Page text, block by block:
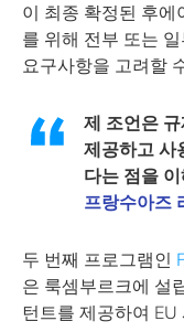
이 최종 확정된 후
를 위해 전부 또는
요구사항을 고려할
제 조언은
제공하고 사
다는 점을
프랑수아즈
두 번째 프로그램인
은 룩셈부르크에 설
턴트를 제공하여